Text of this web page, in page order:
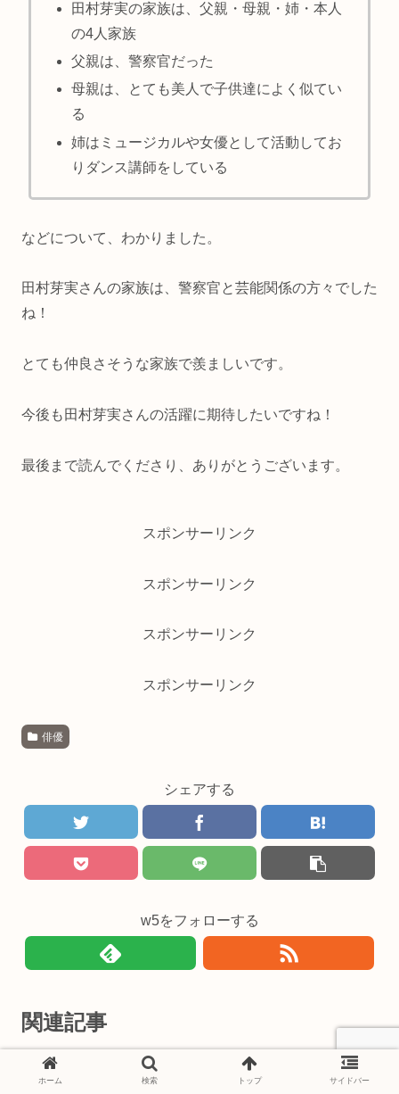
田村芽実の家族は、父親・母親・姉・本人
の4人家族
父親は、警察官だった
母親は、とても美人で子供達によく似てい
る
姉はミュージカルや女優として活動してお
りダンス講師をしている
などについて、わかりました。
田村芽実さんの家族は、警察官と芸能関係の方々でした
ね！
とても仲良さそうな家族で羨ましいです。
今後も田村芽実さんの活躍に期待したいですね！
最後まで読んでくださり、ありがとうございます。
スポンサーリンク
スポンサーリンク
スポンサーリンク
スポンサーリンク
俳優
シェアする
w5をフォローする
関連記事
アーティスト
【顔画像】松村北斗の父親の職
ホーム 検索 トップ サイドバー